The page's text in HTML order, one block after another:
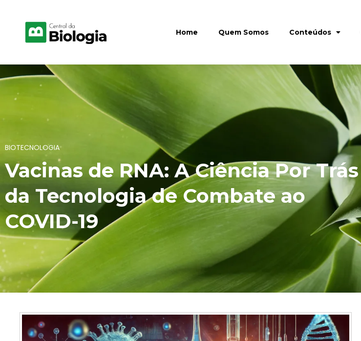
Home Quem Somos Conteúdos
BIOTECNOLOGIA
Vacinas de RNA: A Ciência Por Trás
da Tecnologia de Combate ao
COVID-19